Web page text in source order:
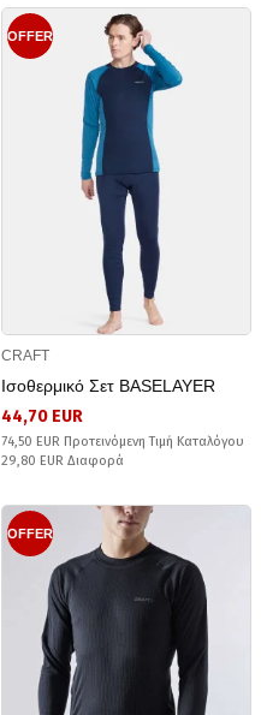
OFFER
CRAFT
Ισοθερμικό Σετ BASELAYER
44,70 EUR
74,50 EUR Προτεινόμενη Τιμή Καταλόγου
29,80 EUR Διαφορά
OFFER